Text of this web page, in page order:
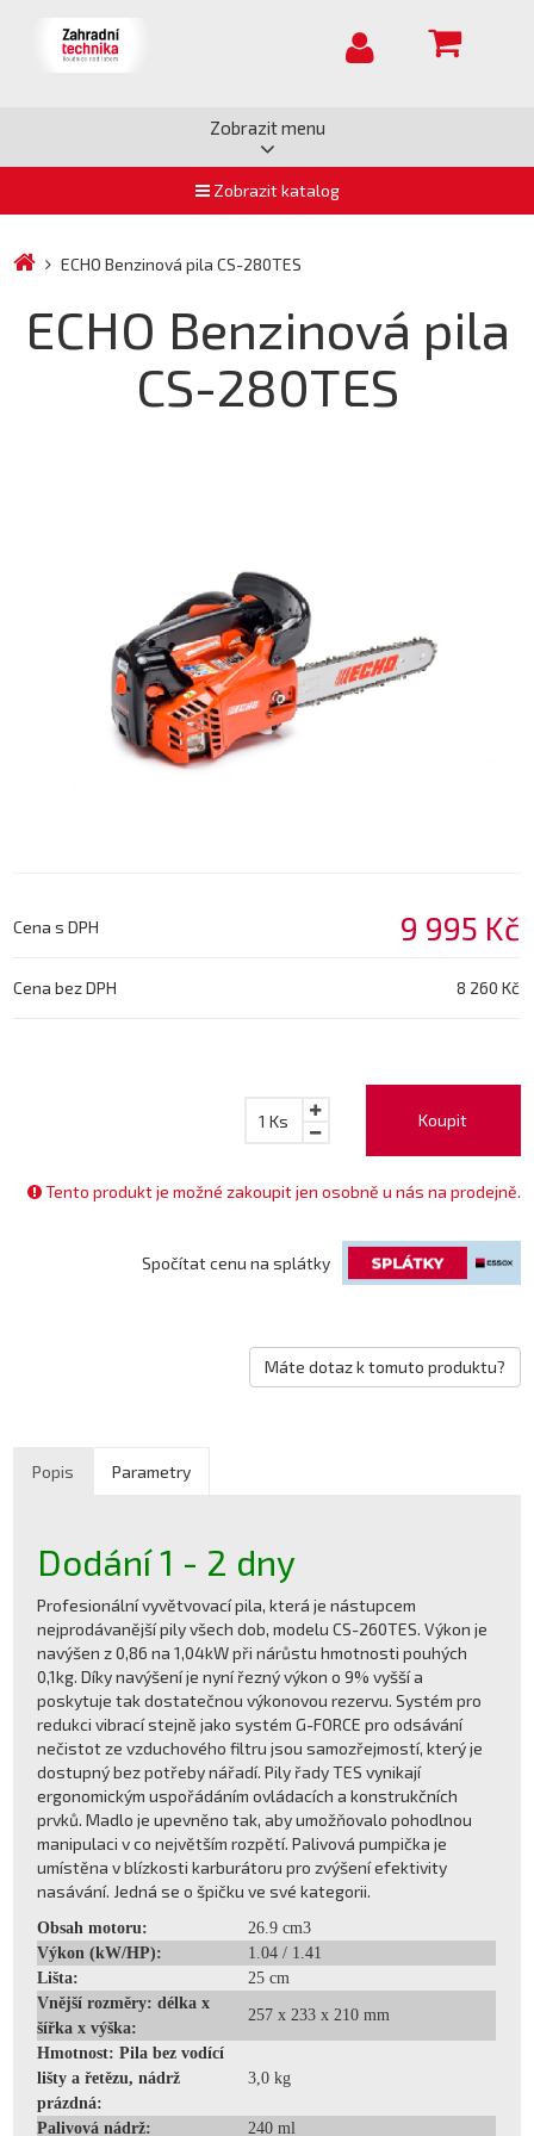
Zobrazit menu
Zobrazit katalog
ECHO Benzinová pila CS-280TES
ECHO Benzinová pila
CS-280TES
Cena s DPH 9 995 Kč
Cena bez DPH 8 260 Kč
Koupit
1 Ks
Tento produkt je možné zakoupit jen osobně u nás na prodejně.
Spočítat cenu na splátky
Máte dotaz k tomuto produktu?
Popis Parametry
Dodání 1 - 2 dny
Profesionální vyvětvovací pila, která je nástupcem
nejprodávanější pily všech dob, modelu CS-260TES. Výkon je
navýšen z 0,86 na 1,04kW při nárůstu hmotnosti pouhých
0,1kg. Díky navýšení je nyní řezný výkon o 9% vyšší a
poskytuje tak dostatečnou výkonovou rezervu. Systém pro
redukci vibrací stejně jako systém G-FORCE pro odsávání
nečistot ze vzduchového filtru jsou samozřejmostí, který je
dostupný bez potřeby nářadí. Pily řady TES vynikají
ergonomickým uspořádáním ovládacích a konstrukčních
prvků. Madlo je upevněno tak, aby umožňovalo pohodlnou
manipulaci v co největším rozpětí. Palivová pumpička je
umístěna v blízkosti karburátoru pro zvýšení efektivity
nasávání. Jedná se o špičku ve své kategorii.
Obsah motoru:
26.9 cm3
Výkon (kW/HP):
1.04 / 1.41
Lišta:
25 cm
Vnější rozměry: délka x
šířka x výška:
257 x 233 x 210 mm
Hmotnost: Pila bez vodící
lišty a řetězu, nádrž
prázdná:
3,0 kg
Palivová nádrž: 240 ml